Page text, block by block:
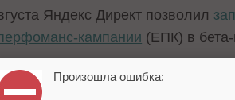
Яндекс Директ позволил
кампании (ЕПК) в
новые типы корректировок
Произошла ошибка: